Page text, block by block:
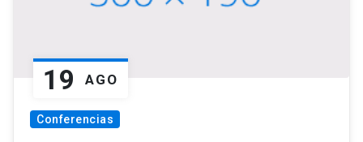
19 AGO
Conferencias